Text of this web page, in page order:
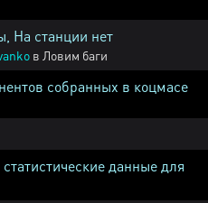
На станции нет
в Ловим баги
собранных в коцмасе
данные для